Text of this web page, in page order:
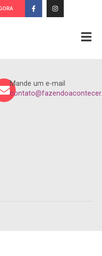
Mande um e-mail